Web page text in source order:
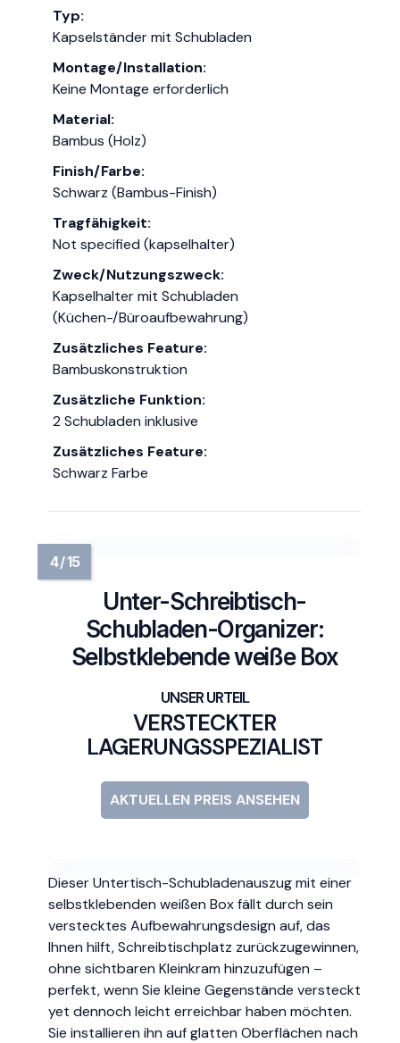
Typ:
Kapselständer mit Schubladen
Montage/Installation:
Keine Montage erforderlich
Material:
Bambus (Holz)
Finish/Farbe:
Schwarz (Bambus-Finish)
Tragfähigkeit:
Not specified (kapselhalter)
Zweck/Nutzungszweck:
Kapselhalter mit Schubladen
(Küchen-/Büroaufbewahrung)
Zusätzliches Feature:
Bambuskonstruktion
Zusätzliche Funktion:
2 Schubladen inklusive
Zusätzliches Feature:
Schwarz Farbe
Unter-Schreibtisch-
Schubladen-Organizer:
Selbstklebende weiße Box
VERSTECKTER
LAGERUNGSSPEZIALIST
AKTUELLEN PREIS ANSEHEN
Dieser Untertisch-Schubladenauszug mit einer
selbstklebenden weißen Box fällt durch sein
verstecktes Aufbewahrungsdesign auf, das
Ihnen hilft, Schreibtischplatz zurückzugewinnen,
ohne sichtbaren Kleinkram hinzuzufügen –
perfekt, wenn Sie kleine Gegenstände versteckt
yet dennoch leicht erreichbar haben möchten.
Sie installieren ihn auf glatten Oberflächen nach